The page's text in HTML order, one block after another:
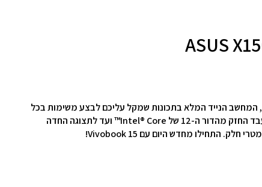
הטביעו את הסגנון שלכם בעולם עם ASUS Vivobook 15, המחשב הנייד המלא בתכונות שמקל עליכם לבצע משימות בכל
מקום. כל פרט ב-Vivobook 15 הוא נועז ומשופר, מהמעבד החזק מהדור ה-12 של Intel® Core™ ועד לתצוגה החדה